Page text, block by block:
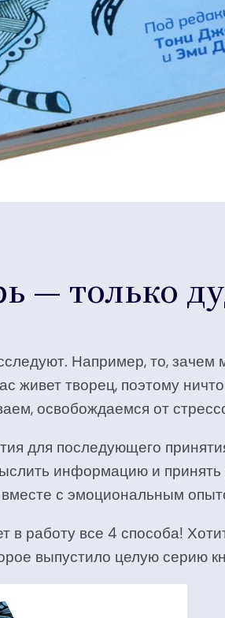
— только
Например, то,
живет творец, поэтому
освобождаемся от
для последующего
информацию и
с эмоциональным
в работу все 4 способа!
выпустило целую серию